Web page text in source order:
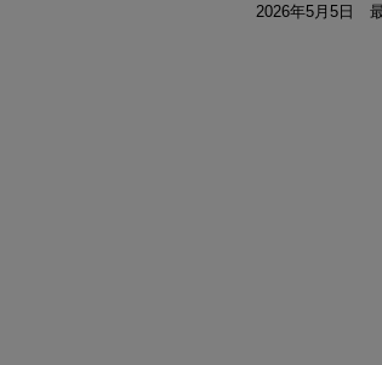
2026年5月5日